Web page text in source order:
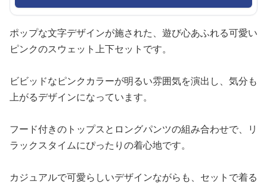
ポップな文字デザインが施された、遊び心あふれる可愛い
ピンクのスウェット上下セットです。
ビビッドなピンクカラーが明るい雰囲気を演出し、気分も
上がるデザインになっています。
フード付きのトップスとロングパンツの組み合わせで、リ
ラックスタイムにぴったりの着心地です。
カジュアルで可愛らしいデザインながらも、セットで着る